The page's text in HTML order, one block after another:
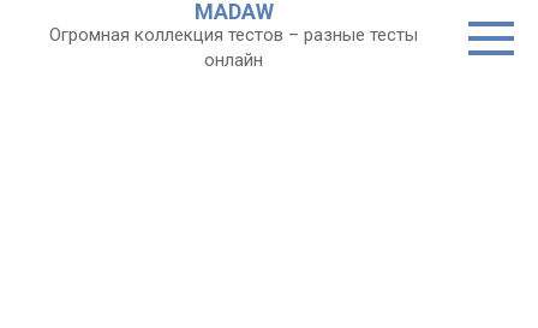
MADAW
Огромная коллекция тестов – разные тесты
онлайн